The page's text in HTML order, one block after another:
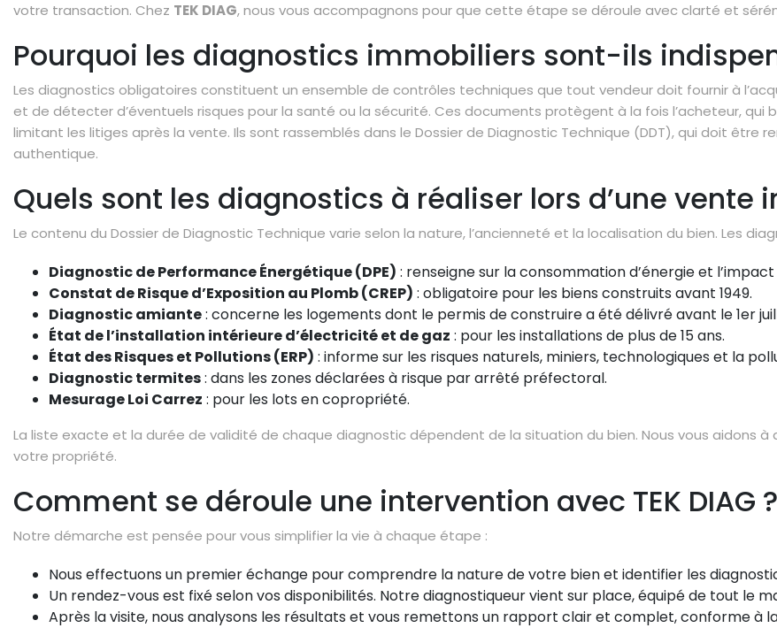
votre transaction. Chez TEK DIAG, nous vous accompagnons pour que cette étape se déroule avec clarté et
Pourquoi les diagnostics immobiliers sont-ils
Les diagnostics obligatoires constituent un ensemble de contrôles techniques que tout vendeur doit fournir à
et de détecter d’éventuels risques pour la santé ou la sécurité. Ces documents protègent à la fois l’acheteur, qui
limitant les litiges après la vente. Ils sont rassemblés dans le Dossier de Diagnostic Technique (DDT), qui doit être
authentique.
Quels sont les diagnostics à réaliser lors d’une vente
Le contenu du Dossier de Diagnostic Technique varie selon la nature, l’ancienneté et la localisation du bien. Les
Diagnostic de Performance Énergétique (DPE) : renseigne sur la consommation d’énergie et
Constat de Risque d’Exposition au Plomb (CREP) : obligatoire pour les biens construits avant 1949.
Diagnostic amiante: concerne les logements dont le permis de construire a été délivré avant le 1er
État de l’installation intérieure d’électricité et de gaz : pour les installations de plus de 15 ans.
État des Risques et Pollutions (ERP) : informe sur les risques naturels, miniers, technologiques et la
Diagnostic termites: dans les zones déclarées à risque par arrêté préfectoral.
Mesurage Loi Carrez : pour les lots en copropriété.
La liste exacte et la durée de validité de chaque diagnostic dépendent de la situation du bien. Nous vous aidons
votre propriété.
Comment se déroule une intervention avec TEK DIAG ?
Notre démarche est pensée pour vous simplifier la vie à chaque étape :
Nous effectuons un premier échange pour comprendre la nature de votre bien et identifier les
Un rendez-vous est fixé selon vos disponibilités. Notre diagnostiqueur vient sur place, équipé de tout le
Après la visite, nous analysons les résultats et vous remettons un rapport clair et complet, conforme à